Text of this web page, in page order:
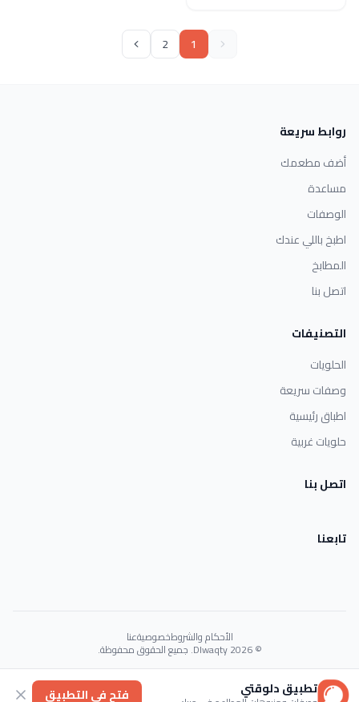
1
2
روابط سريعة
أضف مطعمك
مساعدة
الوصفات
اطبخ باللي عندك
المطابخ
اتصل بنا
التصنيفات
الحلويات
وصفات سريعة
اطباق رئيسية
حلويات غربية
اتصل بنا
تابعنا
الأحكام والشروطخصوصيةعنا
© 2026 Dlwaqty. جميع الحقوق محفوظة.
Powered byGAIT
تطبيق دلوقتي فتح في التطبيق